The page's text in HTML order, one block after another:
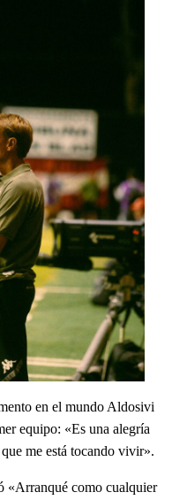
en el mundo Aldosivi
equipo: «Es una alegría
me está tocando vivir».
«Arranqué como cualquier